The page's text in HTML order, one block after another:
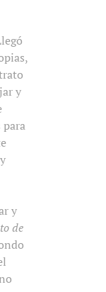
y
y
de